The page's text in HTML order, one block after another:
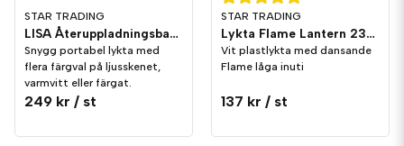
STAR TRADING
LISA Återuppladningsbar Lykta IP44
Snygg portabel lykta med
flera färgval på ljusskenet,
varmvitt eller färgat.
249 kr / st
STAR TRADING
Lykta Flame Lantern 23cm Vit
Vit plastlykta med dansande
Flame låga inuti
137 kr / st